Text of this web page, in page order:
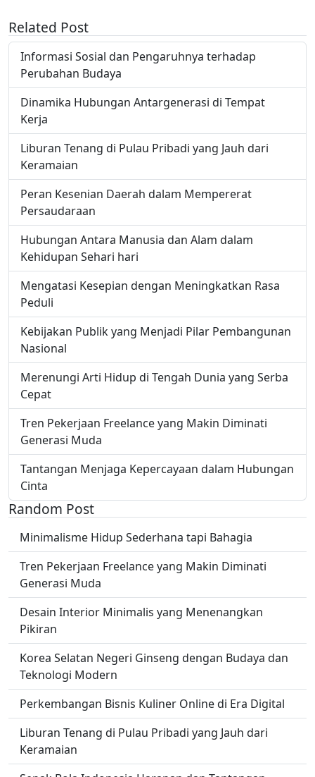
Related Post
Informasi Sosial dan Pengaruhnya terhadap
Perubahan Budaya
Dinamika Hubungan Antargenerasi di Tempat
Kerja
Liburan Tenang di Pulau Pribadi yang Jauh dari
Keramaian
Peran Kesenian Daerah dalam Mempererat
Persaudaraan
Hubungan Antara Manusia dan Alam dalam
Kehidupan Sehari hari
Mengatasi Kesepian dengan Meningkatkan Rasa
Peduli
Kebijakan Publik yang Menjadi Pilar Pembangunan
Nasional
Merenungi Arti Hidup di Tengah Dunia yang Serba
Cepat
Tren Pekerjaan Freelance yang Makin Diminati
Generasi Muda
Tantangan Menjaga Kepercayaan dalam Hubungan
Cinta
Random Post
Minimalisme Hidup Sederhana tapi Bahagia
Tren Pekerjaan Freelance yang Makin Diminati
Generasi Muda
Desain Interior Minimalis yang Menenangkan
Pikiran
Korea Selatan Negeri Ginseng dengan Budaya dan
Teknologi Modern
Perkembangan Bisnis Kuliner Online di Era Digital
Liburan Tenang di Pulau Pribadi yang Jauh dari
Keramaian